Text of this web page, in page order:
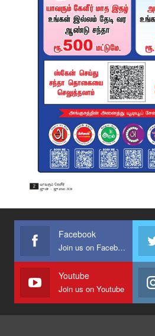
Facebook
Join us on Facebook
Youtube
Join us on Youtube